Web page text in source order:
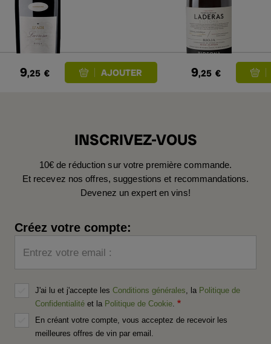
9,25 € 9,25 €
INSCRIVEZ-VOUS
10€ de réduction sur votre première commande.
Et recevez nos offres, suggestions et recommandations.
Devenez un expert en vins!
Créez votre compte:
Entrez votre email :
J'ai lu et j'accepte les Conditions générales , la Politique de
Confidentialité et la Politique de Cookie
En créant votre compte, vous acceptez de recevoir les
meilleures offres de vin par email.